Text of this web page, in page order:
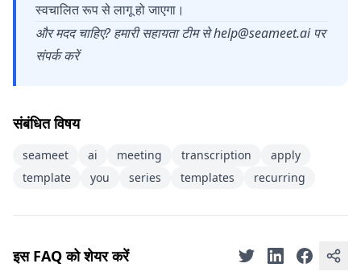
स्वचालित रूप से लागू हो जाएगा।
और मदद चाहिए? हमारी सहायता टीम सेhelp@seameet.aiपर
संपर्क करें
संबंधित विषय
seameet ai meeting transcription
apply
template
you series templates recurring
इस FAQ को शेयर करें